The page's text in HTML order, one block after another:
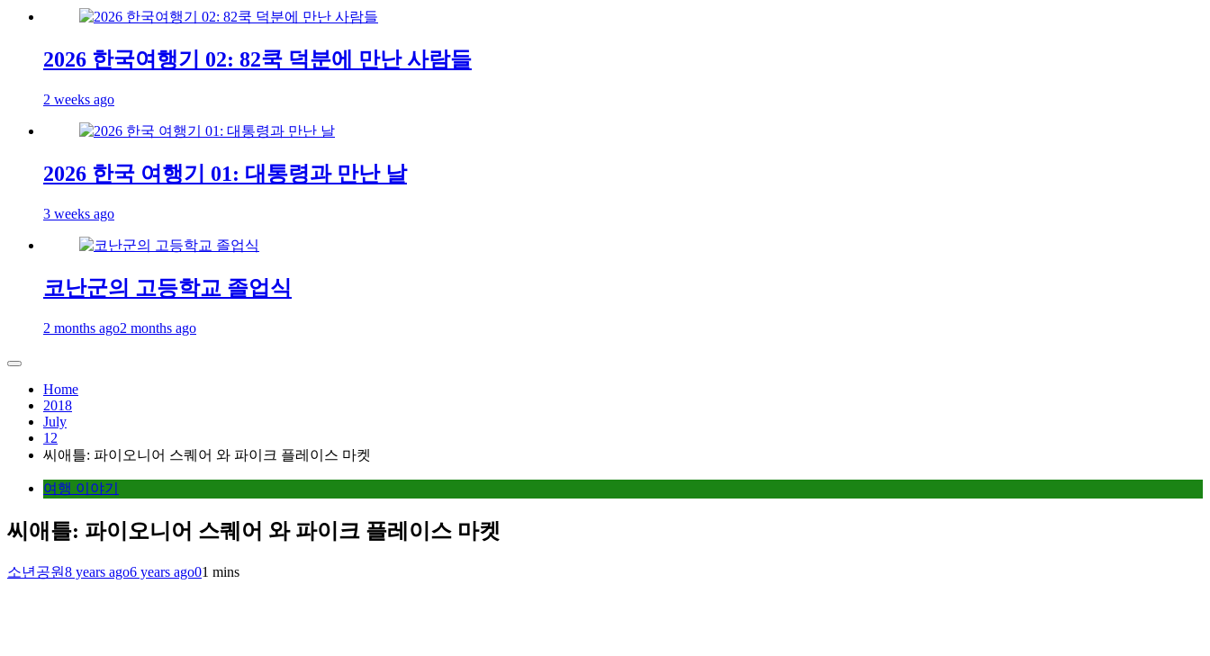
2026 한국여행기 02: 82쿡 덕분에 만난 사람들
2 weeks ago
2026 한국 여행기 01: 대통령과 만난 날
3 weeks ago
코난군의 고등학교 졸업식
2 months ago2 months ago
Home
2018
July
12
씨애틀: 파이오니어 스퀘어 와 파이크 플레이스 마켓
여행 이야기
씨애틀: 파이오니어 스퀘어 와 파이크 플레이스 마켓
소년공원8 years ago6 years ago01 mins